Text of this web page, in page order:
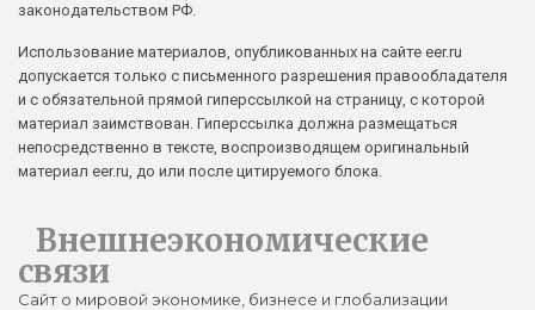
законодательством РФ.
Использование материалов, опубликованных на сайте eer.ru
допускается только с письменного разрешения правообладателя
и с обязательной прямой гиперссылкой на страницу, с которой
материал заимствован. Гиперссылка должна размещаться
непосредственно в тексте, воспроизводящем оригинальный
материал eer.ru, до или после цитируемого блока.
Внешнеэкономические
связи
Сайт о мировой экономике, бизнесе и глобализации